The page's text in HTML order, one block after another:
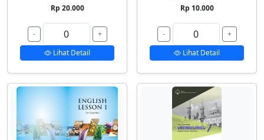
Rp 20.000
-
+
Lihat Detail
Rp 10.000
-
+
Lihat Detail